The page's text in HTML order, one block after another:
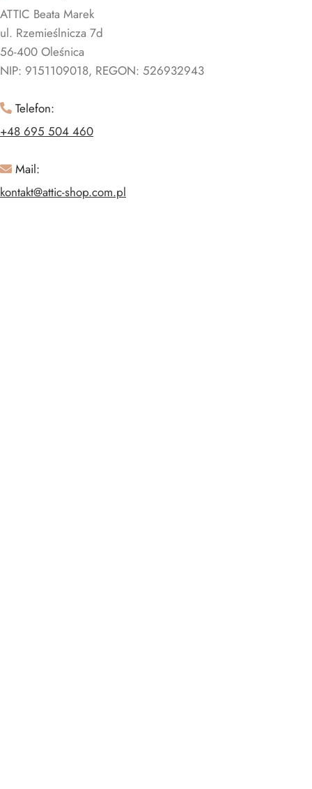
ATTIC Beata Marek
ul. Rzemieślnicza 7d
56-400 Oleśnica
NIP: 9151109018, REGON: 526932943
Telefon:
+48 695 504 460
Mail:
kontakt@attic-shop.com.pl